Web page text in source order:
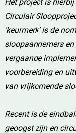
Het project is
Circulair
‘keurmerk’ is de
sloopaannemers
vergaande
voorbereiding en
van vrijkomende
Recent is de
geoogst zijn en